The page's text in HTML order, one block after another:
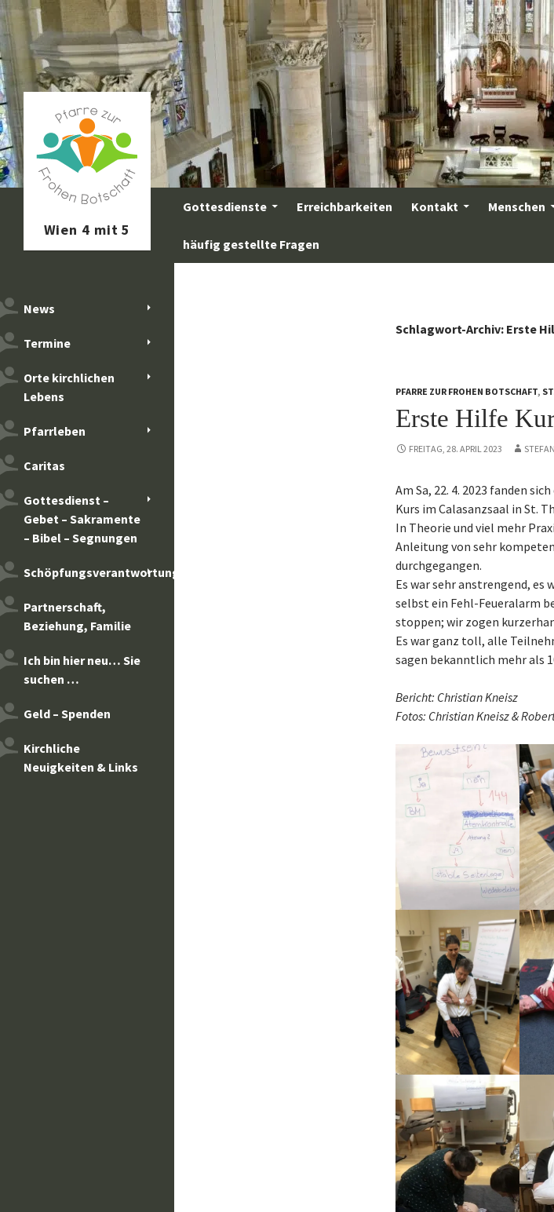
Zum
Inhalt
springen
Gottesdienste Erreichbarkeiten Kontakt Menschen
häufig gestellte Fragen
Schlagwort-Archiv: Erste
PFARRE ZUR FROHEN BOTSCHAFT,
Erste Hilfe
FREITAG, 28. APRIL 2023 STEFAN
Am Sa, 22. 4. 2023 fanden
Kurs im Calasanzsaal in St.
In Theorie und viel mehr
Anleitung von sehr
durchgegangen.
Es war sehr anstrengend, es
selbst ein Fehl-Feueralarm
stoppen; wir zogen
Es war ganz toll, alle
sagen bekanntlich mehr als
Bericht: Christian Kneisz
Fotos: Christian Kneisz &
News
Termine
Orte kirchlichen
Lebens
Pfarrleben
Caritas
Gottesdienst –
Gebet – Sakramente
– Bibel – Segnungen
Schöpfungsverantwortung
Partnerschaft,
Beziehung, Familie
Ich bin hier neu… Sie
suchen …
Geld – Spenden
Kirchliche
Neuigkeiten & Links